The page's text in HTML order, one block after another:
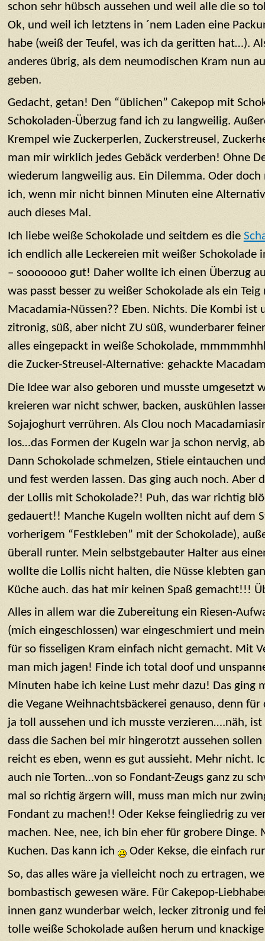
schon sehr hübsch aussehen und weil alle die so
Ok, und weil ich letztens in ´nem Laden eine
habe (weiß der Teufel, was ich da geritten hat…).
anderes übrig, als dem neumodischen Kram nun
geben.
Gedacht, getan! Den “üblichen” Cakepop mit
Schokoladen-Überzug fand ich zu langweilig.
Krempel wie Zuckerperlen, Zuckerstreusel,
man mir wirklich jedes Gebäck verderben! Ohne
wiederum langweilig aus. Ein Dilemma. Oder
ich, wenn mir nicht binnen Minuten eine
auch dieses Mal.
Ich liebe weiße Schokolade und seitdem es die
ich endlich alle Leckereien mit weißer Schokolade
– sooooooo gut! Daher wollte ich einen Überzug
was passt besser zu weißer Schokolade als ein
Macadamia-Nüssen?? Eben. Nichts. Die Kombi ist
zitronig, süß, aber nicht ZU süß, wunderbarer
alles eingepackt in weiße Schokolade,
die Zucker-Streusel-Alternative: gehackte
Die Idee war also geboren und musste umgesetzt
kreieren war nicht schwer, backen, auskühlen
Sojajoghurt verrühren. Als Clou noch
los…das Formen der Kugeln war ja schon nervig,
Dann Schokolade schmelzen, Stiele eintauchen
und fest werden lassen. Das ging auch noch. Aber
der Lollis mit Schokolade?! Puh, das war richtig
gedauert!! Manche Kugeln wollten nicht auf dem
vorherigem “Festkleben” mit der Schokolade),
überall runter. Mein selbstgebauter Halter aus
wollte die Lollis nicht halten, die Nüsse klebten
Küche auch. das hat mir keinen Spaß gemacht!!!
Alles in allem war die Zubereitung ein Riesen-
(mich eingeschlossen) war eingeschmiert und
für so fisseligen Kram einfach nicht gemacht. Mit
man mich jagen! Finde ich total doof und
Minuten habe ich keine Lust mehr dazu! Das ging
die Vegane Weihnachtsbäckerei genauso, denn
ja toll aussehen und ich musste verzieren….näh,
dass die Sachen bei mir hingerotzt aussehen
reicht es eben, wenn es gut aussieht. Mehr nicht.
auch nie Torten…von so Fondant-Zeugs ganz zu
mal so richtig ärgern will, muss man mich nur
Fondant zu machen!! Oder Kekse feingliedrig zu
machen. Nee, nee, ich bin eher für grobere Dinge.
Kuchen. Das kann ich
Oder Kekse, die einfach
So, das alles wäre ja vielleicht noch zu ertragen,
bombastisch gewesen wäre. Für Cakepop-
innen ganz wunderbar weich, lecker zitronig und
tolle weiße Schokolade außen herum und